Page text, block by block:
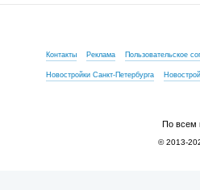
Контакты Реклама Пользовательское
Новостройки Санкт-Петербурга
По всем
© 2013-